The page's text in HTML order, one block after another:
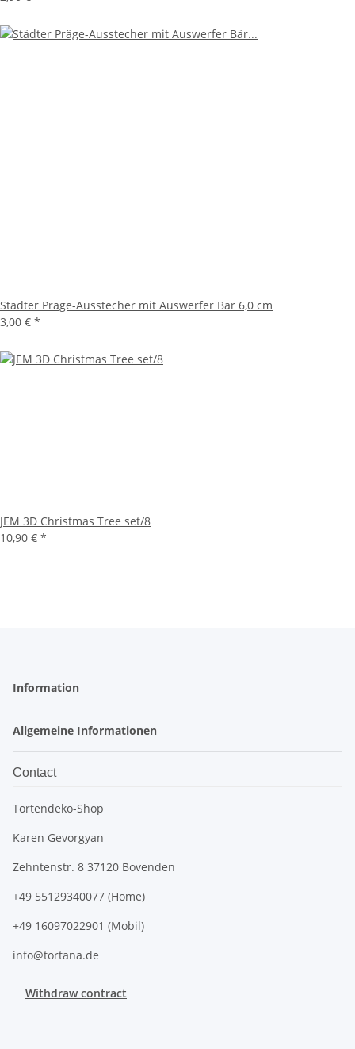
Städter Präge-Ausstecher mit Auswerfer Bär 6,0 cm
3,00 € *
JEM 3D Christmas Tree set/8
10,90 € *
Information
Allgemeine Informationen
Contact
Tortendeko-Shop
Karen Gevorgyan
Zehntenstr. 8 37120 Bovenden
+49 55129340077 (Home)
+49 16097022901 (Mobil)
info@tortana.de
Withdraw contract